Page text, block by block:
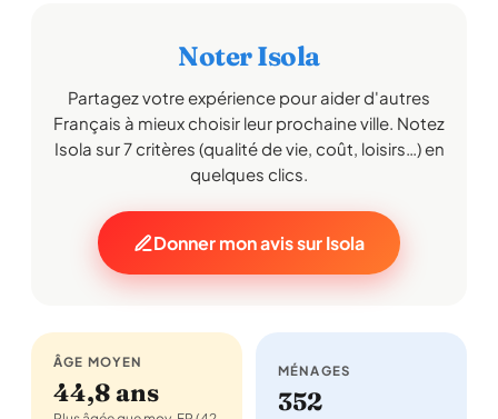
Noter Isola
Partagez votre expérience pour aider d'autres
Français à mieux choisir leur prochaine ville. Notez
Isola sur 7 critères (qualité de vie, coût, loisirs…) en
quelques clics.
Donner mon avis sur Isola
ÂGE MOYEN
44,8 ans
MÉNAGES
352